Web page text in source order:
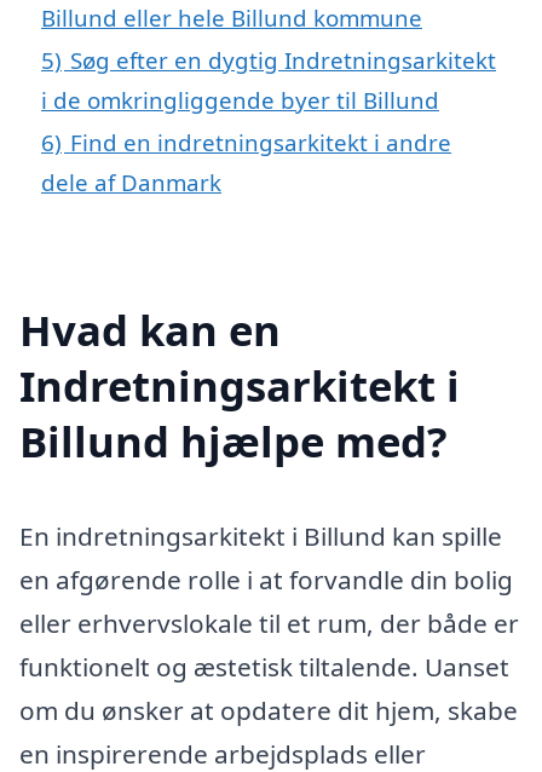
Billund eller hele Billund kommune
5) Søg efter en dygtig Indretningsarkitekt
i de omkringliggende byer til Billund
6) Find en indretningsarkitekt i andre
dele af Danmark
Hvad kan en
Indretningsarkitekt i
Billund hjælpe med?
En indretningsarkitekt i Billund kan spille
en afgørende rolle i at forvandle din bolig
eller erhvervslokale til et rum, der både er
funktionelt og æstetisk tiltalende. Uanset
om du ønsker at opdatere dit hjem, skabe
en inspirerende arbejdsplads eller